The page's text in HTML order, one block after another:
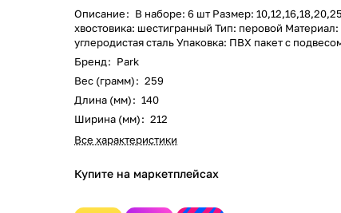
Описание: В наборе: 6 шт Размер:
хвостовика: шестигранный Тип: перовой Материал:
углеродистая сталь Упаковка: ПВХ пакет с
Бренд: Park
Вес (грамм): 259
Длина (мм): 140
Ширина (мм): 212
Все характеристики
Купите на маркетплейсах